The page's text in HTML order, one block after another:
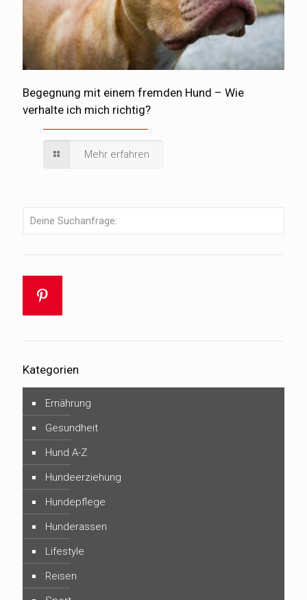
Begegnung mit einem fremden Hund – Wie
verhalte ich mich richtig?
Mehr erfahren
Kategorien
Ernährung
Gesundheit
Hund A-Z
Hundeerziehung
Hundepflege
Hunderassen
Lifestyle
Reisen